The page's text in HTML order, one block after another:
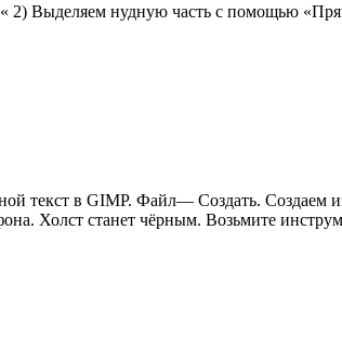
2) Выделяем нудную часть с помощью
текст в GIMP. Файл— Создать. Создаем
Холст станет чёрным. Возьмите